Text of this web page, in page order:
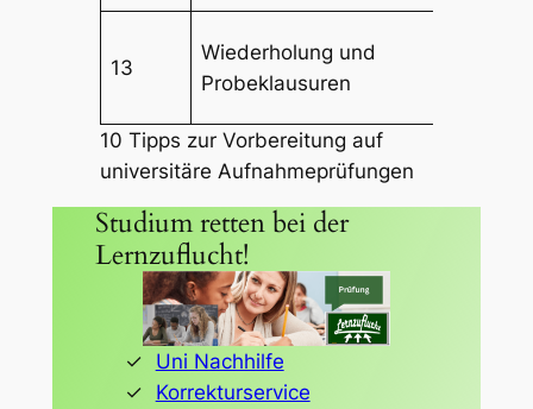
13
Wiederholung und
Probeklausuren
10 Tipps zur Vorbereitung auf
universitäre Aufnahmeprüfungen
Studium retten bei der
Lernzuflucht!
Uni Nachhilfe
Korrekturservice